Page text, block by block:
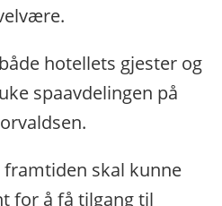
hotellets gjester og
spaavdelingen på
framtiden skal kunne
for å få tilgang til